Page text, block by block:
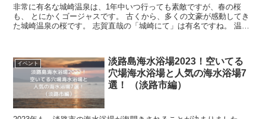
非常に有名な城崎温泉は、1年中いつ行っても素敵ですが、春の桜
も、 とにかくゴージャスです。 古くから、多くの文豪が感動してき
た城崎温泉の桜です。 志賀直哉の「城崎にて」は有名ですね。 温泉
イベント
淡路島海水浴場2023！空いてる
穴場海水浴場と人気の海水浴場7
選！ （淡路市編）